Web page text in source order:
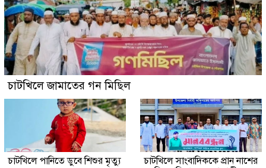
চাটখিলে জামাতের গন মিছিল
চাটখিলে পানিতে ডুবে শিশুর মৃত্যু
চাটখিলে সাংবাদিককে প্রান নাশের